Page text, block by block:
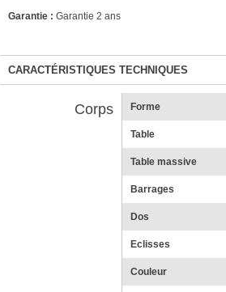
Garantie : Garantie 2 ans
CARACTÉRISTIQUES TECHNIQUES
Corps Forme
Table
Table massive
Barrages
Dos
Eclisses
Couleur